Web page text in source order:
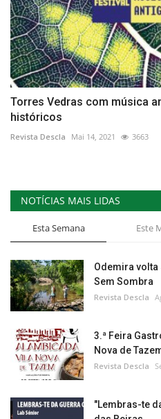
Torres Vedras com música
históricos
Revista Descla Mai 14, 2021 3663
NOTÍCIAS MAIS LIDAS
Esta Semana Este
Odemira volta
Sem Sombra
Revista Descla
3.ª Feira
Nova de
Revista Descla
"Lembras-te